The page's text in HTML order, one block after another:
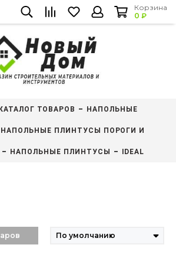
Корзина
0 ₽
КАТАЛОГ ТОВАРОВ НАПОЛЬНЫЕ
НАПОЛЬНЫЕ ПЛИНТУСЫ ПОРОГИ И
НАПОЛЬНЫЕ ПЛИНТУСЫ IDEAL